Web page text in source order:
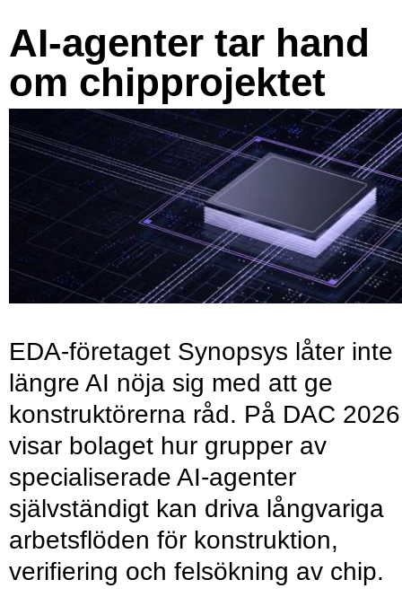
AI-agenter tar hand
om chipprojektet
EDA-företaget Synopsys låter inte
längre AI nöja sig med att ge
konstruktörerna råd. På DAC 2026
visar bolaget hur grupper av
specialiserade AI-agenter
självständigt kan driva långvariga
arbetsflöden för konstruktion,
verifiering och felsökning av chip.